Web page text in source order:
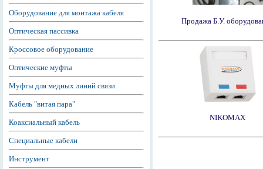
Оборудование для монтажа кабеля
Оптическая пассивка
Кроссовое оборудование
Оптические муфты
Муфты для медных линий связи
Кабель "витая пара"
Коаксиальный кабель
Специальные кабели
Инструмент
Продажа Б.У.
NIKOMAX